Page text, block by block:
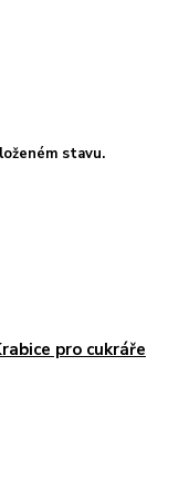
stavu.
pro cukráře